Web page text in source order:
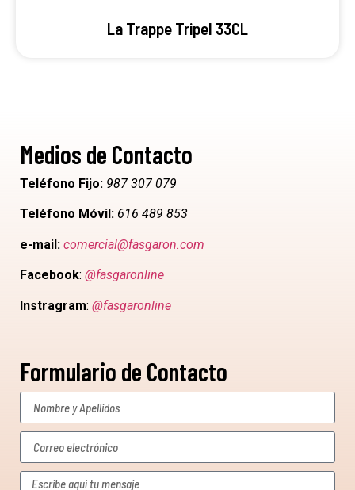
La Trappe Tripel 33CL
Medios de Contacto
Teléfono Fijo: 987 307 079
Teléfono Móvil: 616 489 853
e-mail: comercial@fasgaron.com
Facebook: @fasgaronline
Instragram: @fasgaronline
Formulario de Contacto